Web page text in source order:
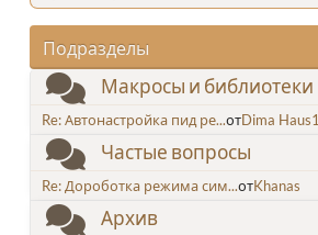
Подразделы
Макросы и библиотеки
Re: Автонастройка пид ре...отDima Haus1
Частые вопросы
Re: Дороботка режима сим...отKhanas
Архив